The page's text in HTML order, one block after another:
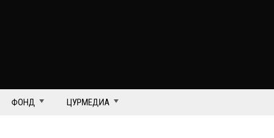
ФОНД ЦУРМЕДИА